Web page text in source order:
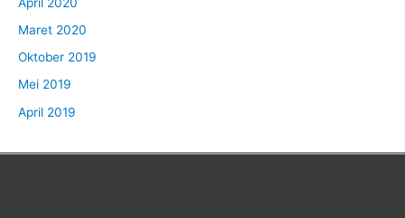
Maret 2020
Oktober 2019
Mei 2019
April 2019